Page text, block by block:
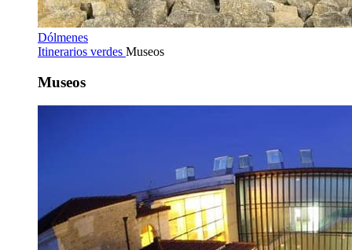
Dólmenes
Itinerarios verdes Museos
Museos